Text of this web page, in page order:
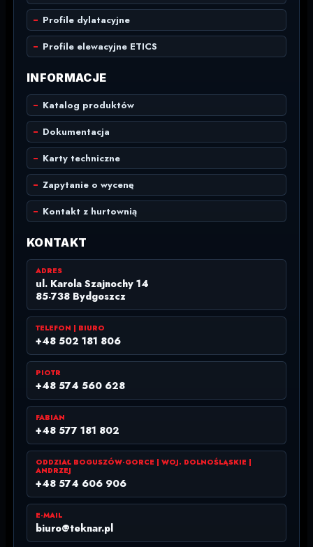
Profile dylatacyjne
Profile elewacyjne ETICS
INFORMACJE
Katalog produktów
Dokumentacja
Karty techniczne
Zapytanie o wycenę
Kontakt z hurtownią
KONTAKT
ADRES
ul. Karola Szajnochy 14
85-738 Bydgoszcz
TELEFON | BIURO
+48 502 181 806
PIOTR
+48 574 560 628
FABIAN
+48 577 181 802
ODDZIAŁ BOGUSZÓW-GORCE | WOJ. DOLNOŚLĄSKIE |
ANDRZEJ
+48 574 606 906
E-MAIL
biuro@teknar.pl